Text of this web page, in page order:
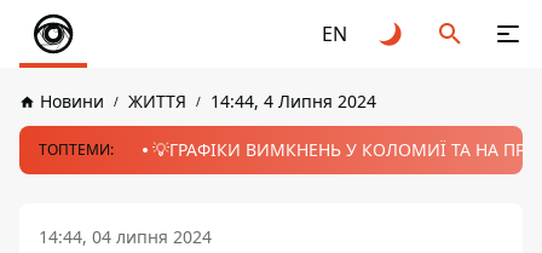
EN
Новини ЖИТТЯ 14:44, 4 Липня 2024
ТОПТЕМИ: 💡ГРАФІКИ ВИМКНЕНЬ У КОЛОМИЇ ТА НА
14:44, 04 липня 2024